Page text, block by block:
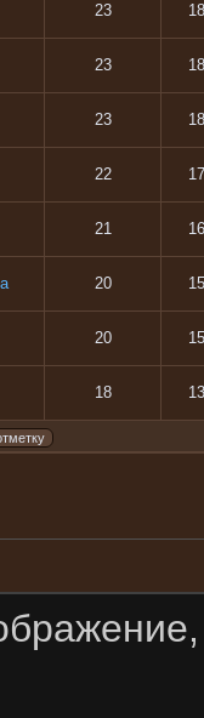
23 18
23 18
23 18
22 17
21 16
20 15
20 15
18 13